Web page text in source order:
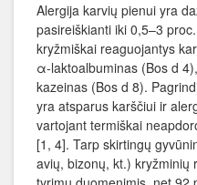
Alergija karvių pienui yra
pasireiškianti iki 0,5–3
kryžmiškai reaguojantys
α-laktoalbuminas (Bos d
kazeinas (Bos d 8).
yra atsparus karščiui ir
vartojant termiškai
[1, 4]. Tarp skirtingų
avių, bizonų, kt.) kryžminių